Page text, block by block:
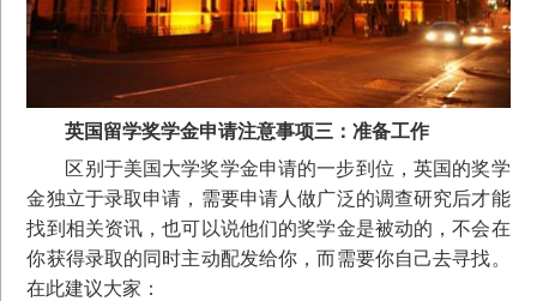
英国留学奖学金申请注意事项三：准备工作
区别于美国大学奖学金申请的一步到位，英国的奖学
金独立于录取申请，需要申请人做广泛的调查研究后才能
找到相关资讯，也可以说他们的奖学金是被动的，不会在
你获得录取的同时主动配发给你，而需要你自己去寻找。
在此建议大家：
点击立即领取您的专属留学方案
残忍拒绝 立即咨询